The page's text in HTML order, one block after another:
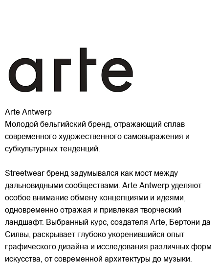
Arte Antwerp
Молодой бельгийский бренд, отражающий сплав
современного художественного самовыражения и
субкультурных тенденций.
Streetwear бренд задумывался как мост между
дальновидными сообществами. Arte Antwerp уделяют
особое внимание обмену концепциями и идеями,
одновременно отражая и привлекая творческий
ландшафт. Выбранный курс, создателя Arte, Бертони да
Силвы, раскрывает глубоко укоренившийся опыт
графического дизайна и исследования различных форм
искусства, от современной архитектуры до музыки.